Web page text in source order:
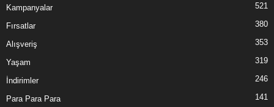
Kampanyalar 521
Fırsatlar 380
Alışveriş 353
Yaşam 319
İndirimler 246
Para Para Para 141